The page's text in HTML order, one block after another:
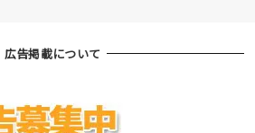
広告掲載について